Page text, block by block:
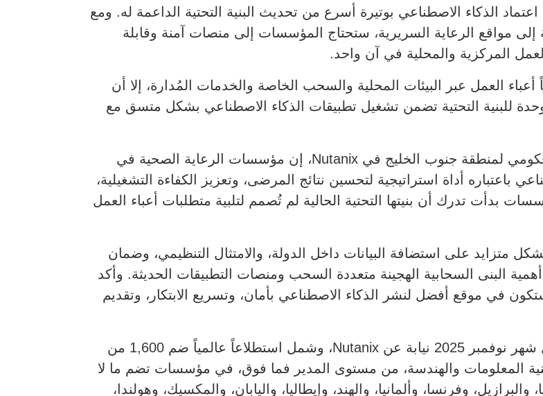
الذكاء الاصطناعي بوتيرة أسرع من تحديث البنية التحتية الداعمة له. ومع
إلى مواقع الرعاية السريرية، ستحتاج المؤسسات إلى منصات آمنة وقابلة
المركزية والمحلية في آن واحد.
العمل عبر البيئات المحلية والسحب الخاصة والخدمات المُدارة، إلا أن
للبنية التحتية تضمن تشغيل تطبيقات الذكاء الاصطناعي بشكل متسق مع
ومن جانبه، قال عاصم الأخكر، مدير مبيعات القطاع الحكومي لمنطقة جنوب الخليج في Nutanix، إن مؤسسات الرعاية الصحية في
باعتباره أداة استراتيجية لتحسين نتائج المرضى، وتعزيز الكفاءة التشغيلية،
بدأت تدرك أن بنيتها التحتية الحالية لم تُصمم لتلبية متطلبات أعباء العمل
على استضافة البيانات داخل الدولة، والامتثال التنظيمي، وضمان
البنى السحابية الهجينة متعددة السحب ومنصات التطبيقات الحديثة. وأكد
في موقع أفضل لنشر الذكاء الاصطناعي بأمان، وتسريع الابتكار، وتقديم
وأُجري هذا البحث بواسطة Wakefield Research خلال شهر نوفمبر 2025 نيابة عن Nutanix، وشمل استطلاعاً عالمياً ضم 1,600 من
المعلومات والهندسة، من مستوى المدير فما فوق، في مؤسسات تضم ما لا
والبرازيل، وفرنسا، وألمانيا، والهند، وإيطاليا، واليابان، والمكسيك، وهولندا،